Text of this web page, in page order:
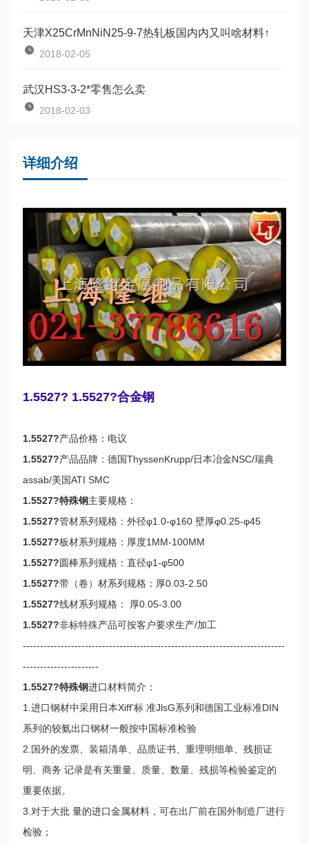
天津X25CrMnNiN25-9-7热轧板国内内又叫啥材料↑
2018-02-05
武汉HS3-3-2*零售怎么卖
2018-02-03
详细介绍
1.5527? 1.5527?合金钢
1.5527?产品价格：电议
1.5527?产品品牌：德国ThyssenKrupp/日本冶金NSC/瑞典
assab/美国ATI SMC
1.5527?特殊钢主要规格：
1.5527?管材系列规格：外径φ1.0-φ160 壁厚φ0.25-φ45
1.5527?板材系列规格：厚度1MM-100MM
1.5527?圆棒系列规格：直径φ1-φ500
1.5527?带（卷）材系列规格：厚0.03-2.50
1.5527?线材系列规格： 厚0.05-3.00
1.5527?非标特殊产品可按客户要求生产/加工
----------------------------------------------------------------------------
----------------------
1.5527?特殊钢进口材料简介：
1.进口钢材中采用日本Xiff’标 准JlsG系列和德国工业标准DIN
系列的较氨出口钢材一般按中国标准检验
2.国外的发票、装箱清单、品质证书、重理明细单、残损证
明、商务 记录是有关重量、质量、数量、残损等检验鉴定的
重要依据。
3.对于大批 量的进口金属材料，可在出厂前在国外制造厂进行
检验；